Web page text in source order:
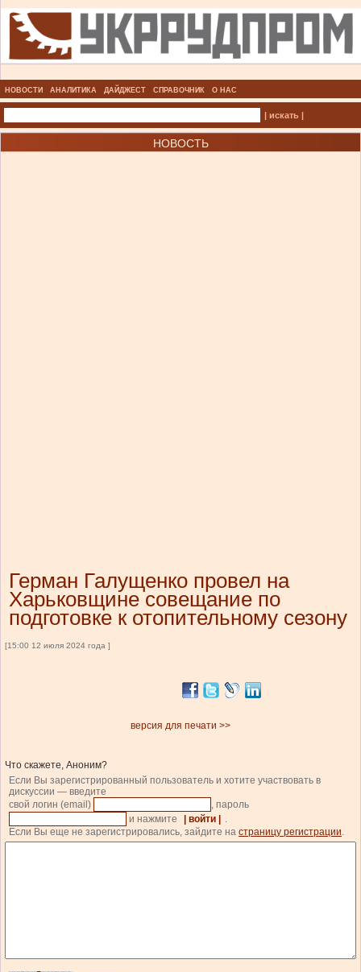
НОВОСТИ АНАЛИТИКА ДАЙДЖЕСТ СПРАВОЧНИК О НАС
| искать |
НОВОСТЬ
Герман Галущенко провел на
Харьковщине совещание по
подготовке к отопительному сезону
[15:00 12 июля 2024 года ]
версия для печати >>
Что скажете, Аноним?
Если Вы зарегистрированный пользователь и хотите участвовать в
дискуссии — введите
свой логин (email)
, пароль
и нажмите
| войти |
.
Если Вы еще не зарегистрировались, зайдите на страницу регистрации.